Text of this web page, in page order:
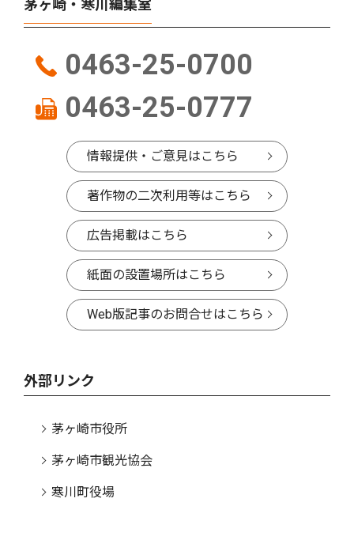
茅ヶ崎・寒川編集室
0463-25-0700
0463-25-0777
情報提供・ご意見はこちら
著作物の二次利用等はこちら
広告掲載はこちら
紙面の設置場所はこちら
Web版記事のお問合せはこちら
外部リンク
茅ヶ崎市役所
茅ヶ崎市観光協会
寒川町役場